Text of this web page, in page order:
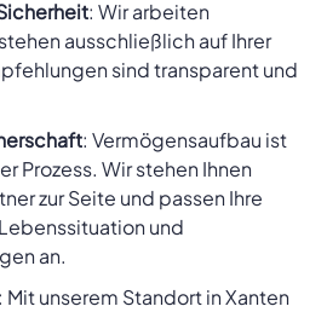
: Wir arbeiten
ausschließlich auf Ihrer
sind transparent und
: Vermögensaufbau ist
Prozess. Wir stehen Ihnen
zur Seite und passen Ihre
und
an.
: Mit unserem Standort in Xanten